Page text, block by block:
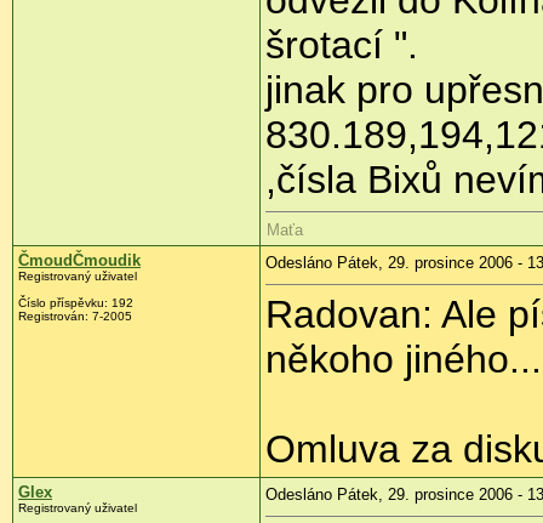
šrotací ".
jinak pro
,čísla Bixů
Maťa
ČmoudČmoudik
Registrovaný uživatel
Číslo příspěvku: 192
Registrován: 7-2005
Odesláno Pátek, 29. prosince 2006 -
Radovan: Ale
někoho
Omluva za
Glex
Registrovaný uživatel
Odesláno Pátek, 29. prosince 2006 -